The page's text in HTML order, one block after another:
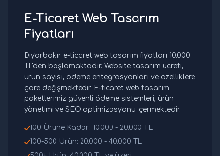
E-Ticaret Web Tasarım
Fiyatları
Diyarbakır e-ticaret web tasarım fiyatları 10.000
TL'den başlamaktadır. Website tasarım ücreti,
ürün sayısı, ödeme entegrasyonları ve özelliklere
göre değişmektedir. E-ticaret web tasarım
paketlerimiz güvenli ödeme sistemleri, ürün
yönetimi ve SEO optimizasyonu içermektedir.
100 Ürüne Kadar: 10.000 - 20.000 TL
100-500 Ürün: 20.000 - 40.000 TL